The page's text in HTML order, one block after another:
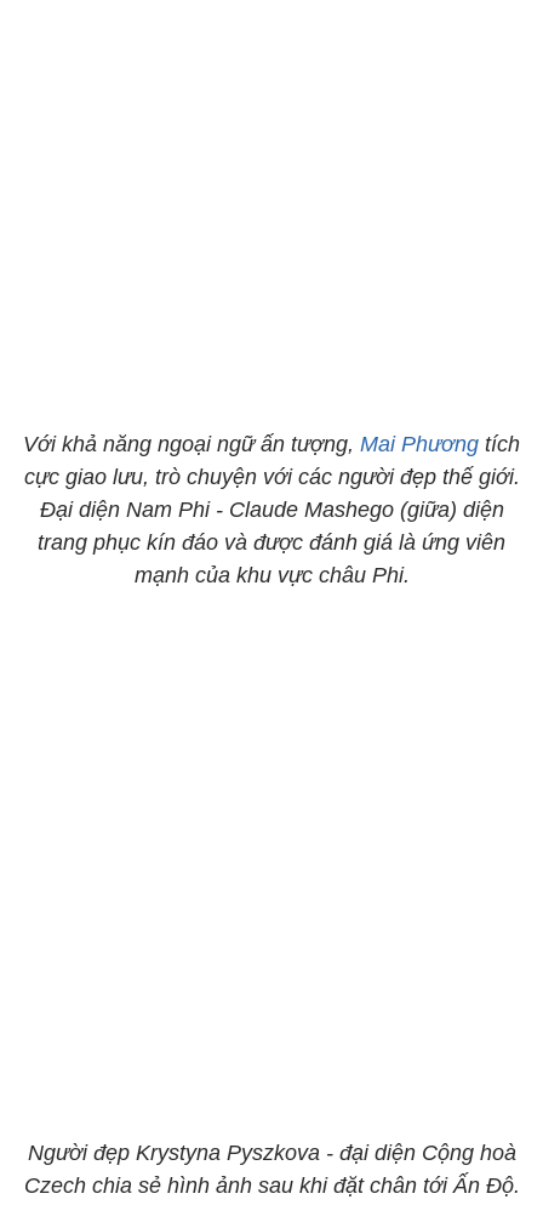
Với khả năng ngoại ngữ ấn tượng, Mai Phương tích
cực giao lưu, trò chuyện với các người đẹp thế giới.
Đại diện Nam Phi - Claude Mashego (giữa) diện
trang phục kín đáo và được đánh giá là ứng viên
mạnh của khu vực châu Phi.
Người đẹp Krystyna Pyszkova - đại diện Cộng hoà
Czech chia sẻ hình ảnh sau khi đặt chân tới Ấn Độ.